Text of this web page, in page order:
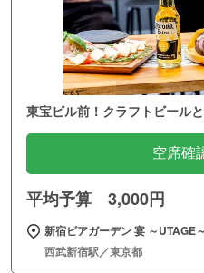
東宝ビル前！クラフトビール
空席確
平均予算 3,000円
新宿ビアガーデン 宴 ～UTAGE
西武新宿駅／東京都